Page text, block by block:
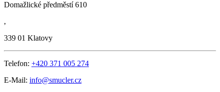
Domažlické předměstí 610
,
339 01 Klatovy
Telefon: +420 371 005 274
E-Mail: info@smucler.cz